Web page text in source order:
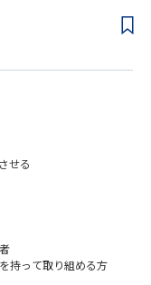
定業務
務
管理ツール）など
せる
明者との調整業務
務
持って取り組める方